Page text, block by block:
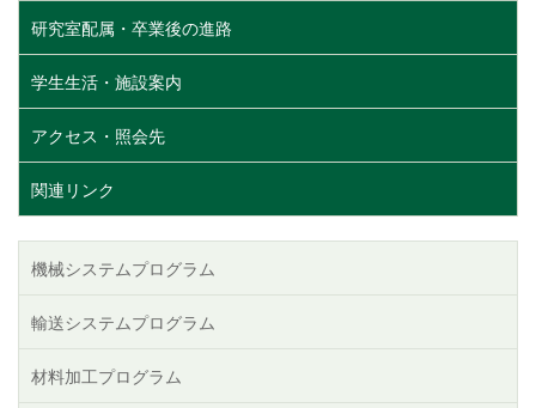
研究室配属・卒業後の進路
学生生活・施設案内
アクセス・照会先
関連リンク
機械システムプログラム
輸送システムプログラム
材料加工プログラム